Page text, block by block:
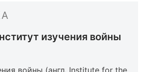
изучения войны
войны (англ. Institute for the